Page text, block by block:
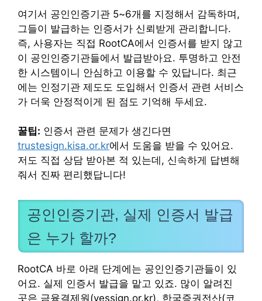
여기서 공인인증기관 5~6개를 지정해서 감독하며,
그들이 발급하는 인증서가 신뢰받게 관리합니다.
즉, 사용자는 직접 RootCA에서 인증서를 받지 않고
이 공인인증기관들에서 발급받아요. 투명하고 안전
한 시스템이니 안심하고 이용할 수 있답니다. 최근
에는 인정기관 제도도 도입해서 인증서 관련 서비스
가 더욱 안정적이게 된 점도 기억해 두세요.
꿀팁: 인증서 관련 문제가 생긴다면
trustesign.kisa.or.kr에서 도움을 받을 수 있어요.
저도 직접 상담 받아본 적 있는데, 신속하게 답변해
줘서 진짜 편리했답니다!
공인인증기관, 실제 인증서 발급
은 누가 할까?
RootCA 바로 아래 단계에는 공인인증기관들이 있
어요. 실제 인증서 발급을 맡고 있죠. 많이 알려진
곳은 금융결제원(yessign.or.kr), 한국증권전산(코